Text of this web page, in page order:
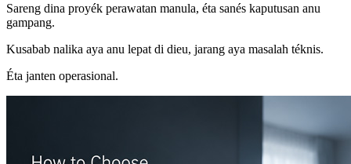
Sareng dina proyék perawatan manula, éta sanés kaputusan anu
gampang.
Kusabab nalika aya anu lepat di dieu, jarang aya masalah téknis.
Éta janten operasional.